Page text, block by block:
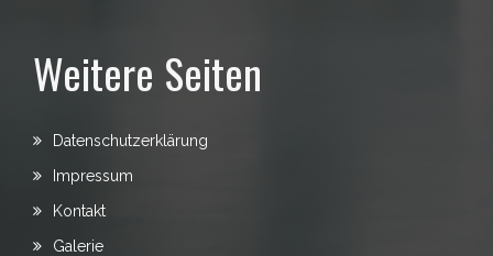
Weitere Seiten
Datenschutzerklärung
Impressum
Kontakt
Galerie